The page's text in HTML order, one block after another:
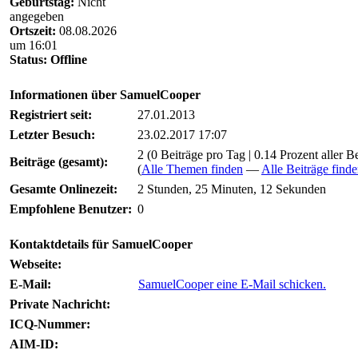
angegeben
Ortszeit: 08.08.2026
um 16:01
Status: Offline
Informationen über SamuelCooper
Registriert seit:
27.01.2013
Letzter Besuch:
23.02.2017 17:07
Beiträge (gesamt):
2 (0 Beiträge pro Tag | 0.14 Prozent aller
(Alle Themen finden — Alle Beiträge
Gesamte Onlinezeit:
2 Stunden, 25 Minuten, 12 Sekunden
Empfohlene Benutzer: 0
Kontaktdetails für SamuelCooper
Webseite:
E-Mail:
SamuelCooper eine E-Mail schicken.
Private Nachricht:
ICQ-Nummer:
AIM-ID: